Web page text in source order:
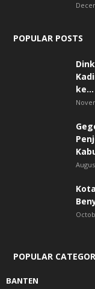
POPULAR POSTS
ke...
POPULAR
BANTEN